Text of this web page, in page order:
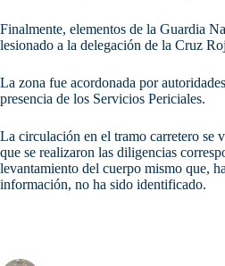
Finalmente, elementos de la Guardia
lesionado a la delegación de la Cruz
La zona fue acordonada por
presencia de los Servicios Periciales.
La circulación en el tramo carretero se
que se realizaron las diligencias
levantamiento del cuerpo mismo que,
información, no ha sido identificado.